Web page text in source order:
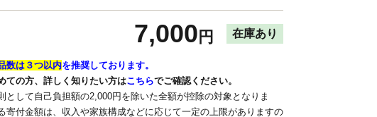
7,000 円 在庫あり
数は３つ以内を推奨しております。
ての方、詳しく知りたい方はこちらでご確認ください。
として自己負担額の2,000円を除いた全額が控除の対象となりま
寄付金額は、収入や家族構成などに応じて一定の上限がありますの